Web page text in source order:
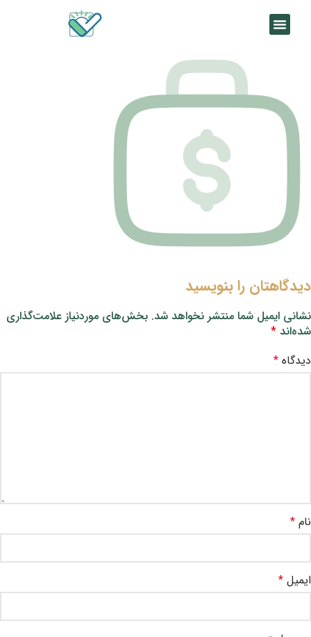
دیدگاهتان را بنویسید
نشانی ایمیل شما منتشر نخواهد شد. بخش‌های موردنیاز علامت‌گذاری
شده‌اند *
دیدگاه *
نام *
ایمیل *